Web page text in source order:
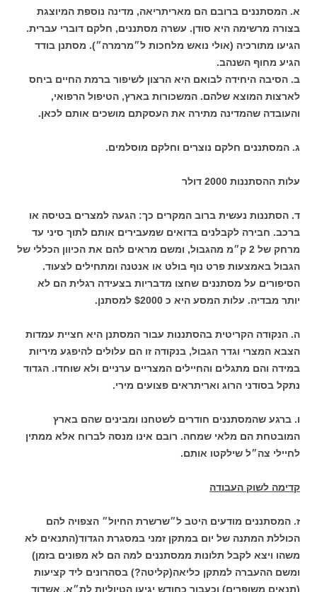
א. המסתננים ברובם הם מאריתריאה, מדינה נוספת המיוצגת
בצורה מרשימה היא סודן. עשרה מסתננים, חלקם דוברי עברית.
הגיעו מתורכיה (אולי נואש מלחכות ל״מרמרה״). מסתנן בודד
הגיע מחוף השנהב.
ב. הסיבה היחידה לבואם היא הרצון לשיפור ברמת החיים ביחס
לארצות המוצא שלהם. המשכורות בארץ, הטיפול הרפואי,
והעובדה שהמדינה מתירה את העסקתם מושכים אותם לכאן.
ג. המסתננים חלקם נוצרים וחלקם מוסלמים.
עלות ההסתננות 2000 דולר
ד. הסתננות נעשית ברוב המקרים כך: הגעה למצרים בטיסה או
ברכב. חבירה לקבלנים בדואים שמעבירים אותם לתוך סיני עד
מרחק של 2 ק״מ מהגבול, ומשם מראים להם את הכיוון הכללי של
הגבול באמצעות פרט נוף בולט או אנטנה ומתחילים לצעוד.
הסיפורים על מסתננים שחצו מדבריות בצעידה רגלית הם לא
יותר מבדיה. עלות המסע היא כ $2000 למסתנן.
ה. הנקודה הקריטית בהסתננות עבור המסתנן היא חציית עמדות
הצבא המצרי וגדר הגבול, בנקודה זו הם עלולים להיפגע מיריות
במידה והם מתגלים והחיילים המצריים ערניים ולא שוחדו. הגדוד
נתקל בסודני הרוג ואריתראים פצועים מירי.
ו. ברגע שהמסתננים חודרים לשטחנו ומבינים שהם בארץ
המובטחת הם מלאי שמחה. רובם אינו מנסה לברוח אלא ממתין
לחיילי צה״ל שילקטו אותם.
קדימה לשוק העבודה
ז. המסתננים מודעים היטב ל״שרשרת החיול״ הצפויה להם
הכוללת המתנה של יום במתקן זמני במסגרת הגדוד(התנאים לא
משהו ויצא לקבל תלונות ממסתננים למה הם לא מפונים בזמן)
ומשם ההעברה למתקן כליאה(קליטה?) בסהרונים ליד קציעות
(תנאים משופרים) וכעבור כחודש יגיעו הטיוליות לת״א, אשדוד